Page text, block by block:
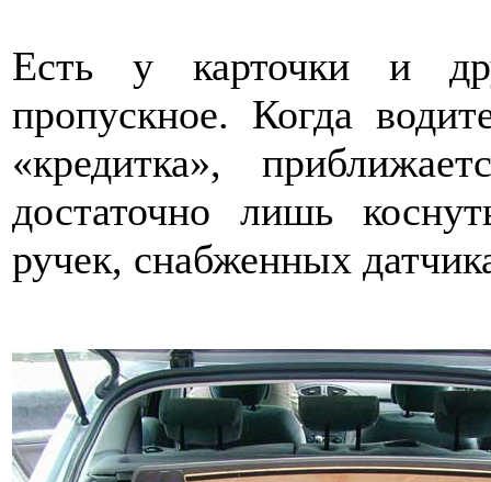
Есть у карточки и
пропускное. Когда
«кредитка»,
достаточно лишь
ручек, снабженных